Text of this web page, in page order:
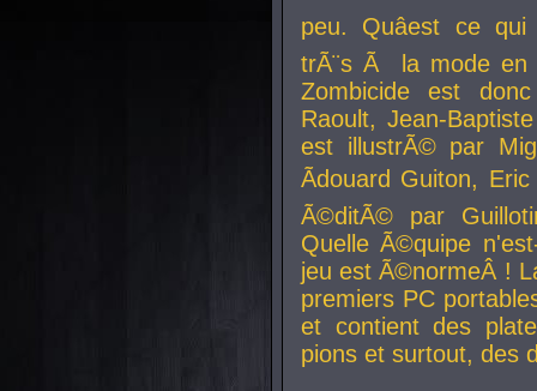
peu. Quâest ce
trÃ¨s Ã la mode en
Zombicide est
Raoult, Jean-
est illustrÃ© par
Ãdouard Guiton,
Ã©ditÃ© par
Quelle Ã©quipe
jeu est Ã©normeÂ !
premiers PC
et contient des
pions et surtout, des